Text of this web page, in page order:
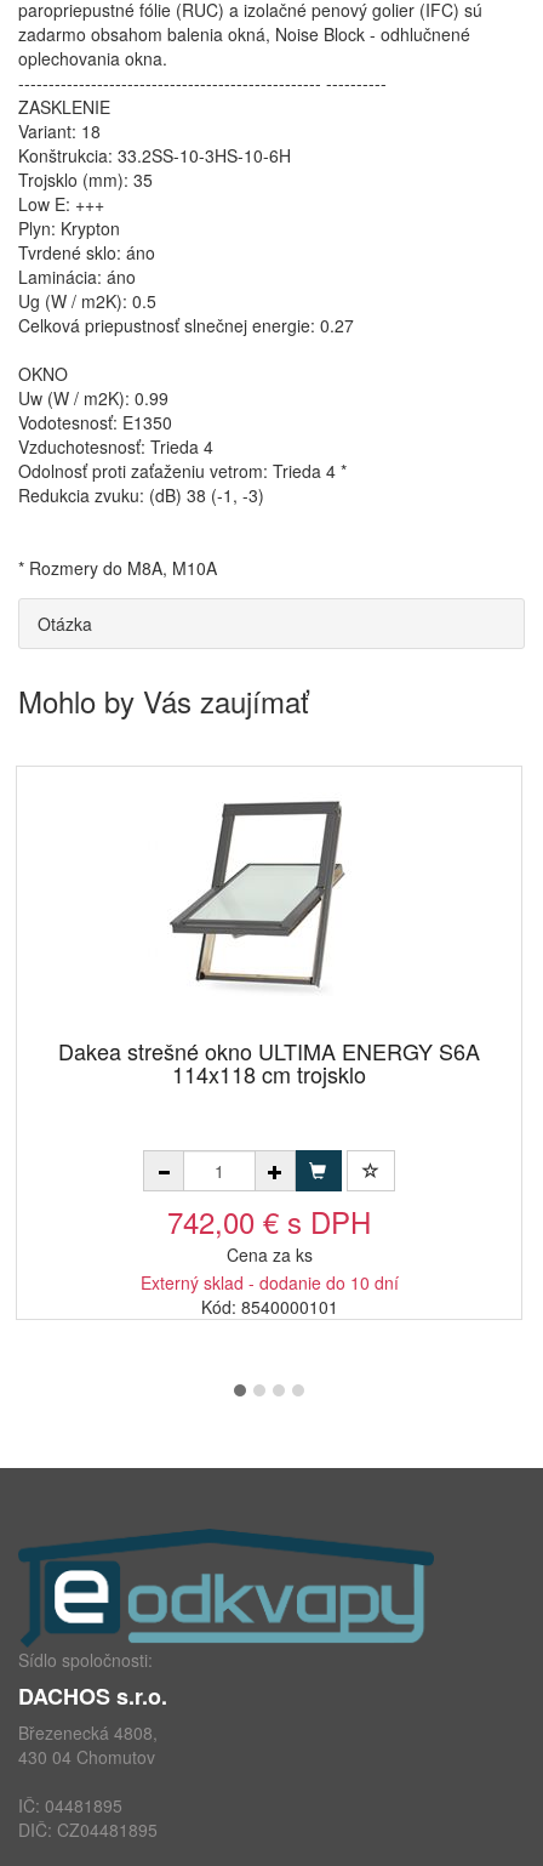
paropriepustné fólie (RUC) a izolačné penový golier (IFC) sú
zadarmo obsahom balenia okná, Noise Block - odhlučnené
oplechovania okna.
-------------------------------------------------- ----------
ZASKLENIE
Variant: 18
Konštrukcia: 33.2SS-10-3HS-10-6H
Trojsklo (mm): 35
Low E: +++
Plyn: Krypton
Tvrdené sklo: áno
Laminácia: áno
Ug (W / m2K): 0.5
Celková priepustnosť slnečnej energie: 0.27
OKNO
Uw (W / m2K): 0.99
Vodotesnosť: E1350
Vzduchotesnosť: Trieda 4
Odolnosť proti zaťaženiu vetrom: Trieda 4 *
Redukcia zvuku: (dB) 38 (-1, -3)
* Rozmery do M8A, M10A
Otázka
Mohlo by Vás zaujímať
Dakea strešné okno ULTIMA ENERGY S6A
114x118 cm trojsklo
742,00 € s DPH
Cena za ks
Externý sklad - dodanie do 10 dní
Kód: 8540000101
Sídlo spoločnosti:
DACHOS s.r.o.
Březenecká 4808,
430 04 Chomutov
IČ: 04481895
DIČ: CZ04481895